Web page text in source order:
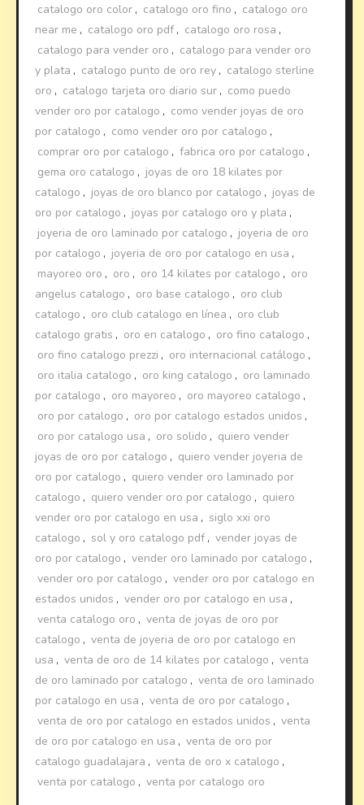
catalogo oro color , catalogo oro fino , catalogo oro
near me , catalogo oro pdf , catalogo oro rosa ,
catalogo para vender oro , catalogo para vender oro
y plata , catalogo punto de oro rey , catalogo sterline
oro , catalogo tarjeta oro diario sur , como puedo
vender oro por catalogo , como vender joyas de oro
por catalogo , como vender oro por catalogo ,
comprar oro por catalogo , fabrica oro por catalogo ,
gema oro catalogo , joyas de oro 18 kilates por
catalogo , joyas de oro blanco por catalogo , joyas de
oro por catalogo , joyas por catalogo oro y plata ,
joyeria de oro laminado por catalogo , joyeria de oro
por catalogo , joyeria de oro por catalogo en usa ,
mayoreo oro , oro , oro 14 kilates por catalogo , oro
angelus catalogo , oro base catalogo , oro club
catalogo , oro club catalogo en línea , oro club
catalogo gratis , oro en catalogo , oro fino catalogo ,
oro fino catalogo prezzi , oro internacional catálogo ,
oro italia catalogo , oro king catalogo , oro laminado
por catalogo , oro mayoreo , oro mayoreo catalogo ,
oro por catalogo , oro por catalogo estados unidos ,
oro por catalogo usa , oro solido , quiero vender
joyas de oro por catalogo , quiero vender joyeria de
oro por catalogo , quiero vender oro laminado por
catalogo , quiero vender oro por catalogo , quiero
vender oro por catalogo en usa , siglo xxi oro
catalogo , sol y oro catalogo pdf , vender joyas de
oro por catalogo , vender oro laminado por catalogo ,
vender oro por catalogo , vender oro por catalogo en
estados unidos , vender oro por catalogo en usa ,
venta catalogo oro , venta de joyas de oro por
catalogo , venta de joyeria de oro por catalogo en
usa , venta de oro de 14 kilates por catalogo , venta
de oro laminado por catalogo , venta de oro laminado
por catalogo en usa , venta de oro por catalogo ,
venta de oro por catalogo en estados unidos , venta
de oro por catalogo en usa , venta de oro por
catalogo guadalajara , venta de oro x catalogo ,
venta por catalogo , venta por catalogo oro